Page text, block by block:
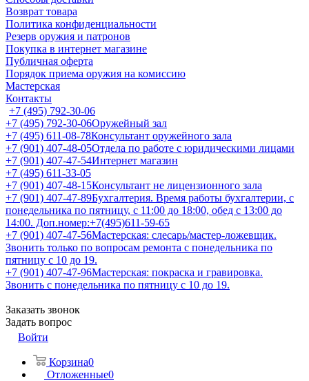
Возврат товара
Политика конфиденциальности
Резерв оружия и патронов
Покупка в интернет магазине
Публичная оферта
Порядок приема оружия на комиссию
Мастерская
Контакты
+7 (495) 792-30-06
+7 (495) 792-30-06Оружейный зал
+7 (495) 611-08-78Консультант оружейного зала
+7 (901) 407-48-05Отдела по работе с юридическими лицами
+7 (901) 407-47-54Интернет магазин
+7 (495) 611-33-05
+7 (901) 407-48-15Консультант не лицензионного зала
+7 (901) 407-47-89Бухгалтерия. Время работы бухгалтерии, с
понедельника по пятницу, с 11:00 до 18:00, обед с 13:00 до
14:00. Доп.номер:+7(495)611-59-65
+7 (901) 407-47-56Мастерская: слесарь/мастер-ложевщик.
Звонить только по вопросам ремонта с понедельника по
пятницу с 10 до 19.
+7 (901) 407-47-96Мастерская: покраска и гравировка.
Звонить с понедельника по пятницу с 10 до 19.
Заказать звонок
Задать вопрос
Войти
Корзина0
Отложенные0